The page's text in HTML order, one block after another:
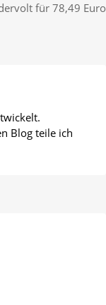
für 78,49 Euro
Blog teile ich